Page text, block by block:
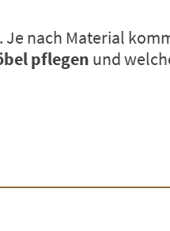
nach Material
pflegen und